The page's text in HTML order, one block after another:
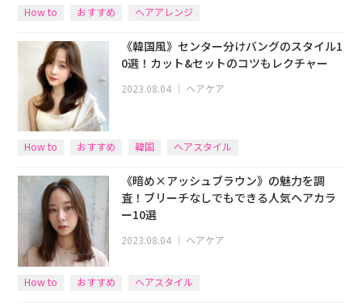
How to おすすめ ヘアアレンジ
《韓国風》センター分けバングのスタイル1
0選！カット&セットのコツもレクチャー
2023.08.04 ｜ ヘアケア
How to おすすめ 韓国 ヘアスタイル
《暗め×アッシュブラウン》の魅力を調
査！ブリーチなしでもできる人気ヘアカラ
ー10選
2023.08.04 ヘアケア
How to おすすめ ヘアスタイル